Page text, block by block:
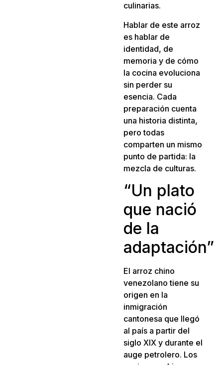
culinarias.
Hablar de este arroz
es hablar de
identidad, de
memoria y de cómo
la cocina evoluciona
sin perder su
esencia. Cada
preparación cuenta
una historia distinta,
pero todas
comparten un mismo
punto de partida: la
mezcla de culturas.
“Un plato
que nació
de la
adaptación”
El arroz chino
venezolano tiene su
origen en la
inmigración
cantonesa que llegó
al país a partir del
siglo XIX y durante el
auge petrolero. Los